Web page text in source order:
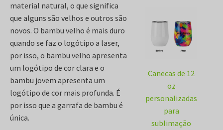
material natural, o que significa
que alguns são velhos e outros são
novos. O bambu velho é mais duro
quando se faz o logótipo a laser,
por isso, o bambu velho apresenta
um logótipo de cor clara e o
bambu jovem apresenta um
logótipo de cor mais profunda. É
por isso que a garrafa de bambu é
única.
Canecas de 12
oz
personalizadas
para
sublimação